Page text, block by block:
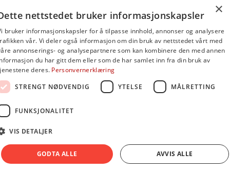
Vi er to blide
karer
som vet hva de
driver med.
Ta kontakt for
en hyggelig
prat.
Levent Ultanur
(Fotografi)
929 929 90
Richard
×
nettstedet bruker informasjonskapsler
bruker informasjonskapsler for å tilpasse innhold, annonser og analysere
vår. Vi deler også informasjon om din bruk av nettstedet vårt med
annonserings- og analysepartnere som kan kombinere den med annen
du har gitt dem eller som de har samlet inn fra din bruk av
deres. Personvernerklæring
STRENGT NØDVENDIG
YTELSE MÅLRETTING
FUNKSJONALITET
VIS DETALJER
GODTA ALLE AVVIS ALLE